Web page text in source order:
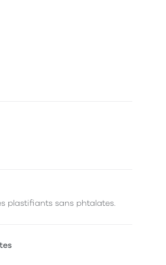
plastifiants sans phtalates.